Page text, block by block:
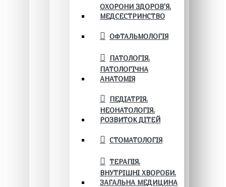
ОХОРОНИ ЗДОРОВ'Я.
МЕДСЕСТРИНСТВО
ОФТАЛЬМОЛОГІЯ
ПАТОЛОГІЯ.
ПАТОЛОГІЧНА
АНАТОМІЯ
ПЕДІАТРІЯ.
НЕОНАТОЛОГІЯ.
РОЗВИТОК ДІТЕЙ
СТОМАТОЛОГІЯ
ТЕРАПІЯ.
ВНУТРІШНІ ХВОРОБИ.
ЗАГАЛЬНА МЕДИЦИНА